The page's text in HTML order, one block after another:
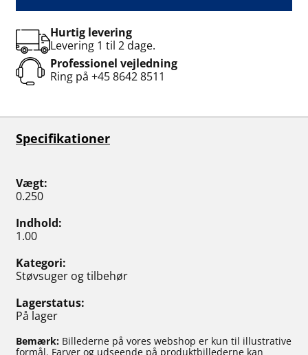
Hurtig levering
Levering 1 til 2 dage.
Professionel vejledning
Ring på +45 8642 8511
Specifikationer
Vægt
0.250
Indhold
1.00
Kategori
Støvsuger og tilbehør
Lagerstatus
På lager
Bemærk: Billederne på vores webshop er kun til illustrative
formål. Farver og udseende på produktbillederne kan